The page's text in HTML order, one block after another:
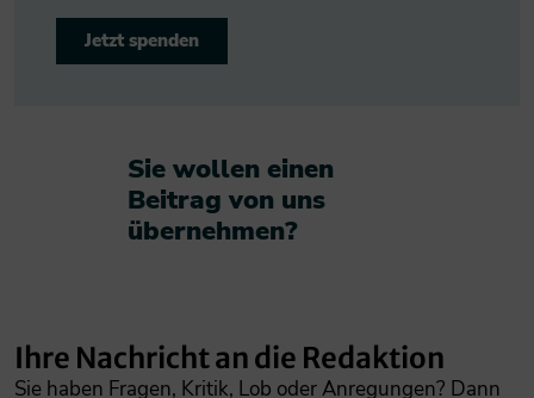
Jetzt spenden
Sie wollen einen
Beitrag von uns
übernehmen?​
Ihre Nachricht an die Redaktion
Sie haben Fragen, Kritik, Lob oder Anregungen? Dann